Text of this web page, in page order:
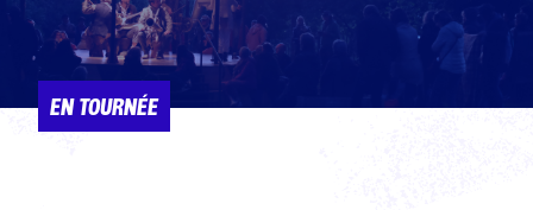
EN TOURNÉE